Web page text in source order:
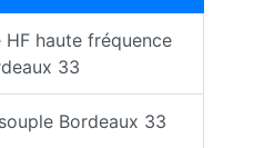
haute fréquence
33
Bordeaux 33